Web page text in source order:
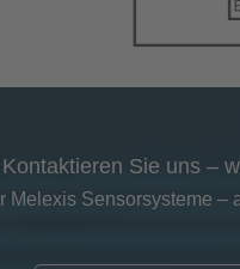
Sie uns –
Sensorsysteme